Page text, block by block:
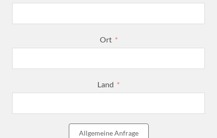
Ort
Land
Allgemeine Anfrage